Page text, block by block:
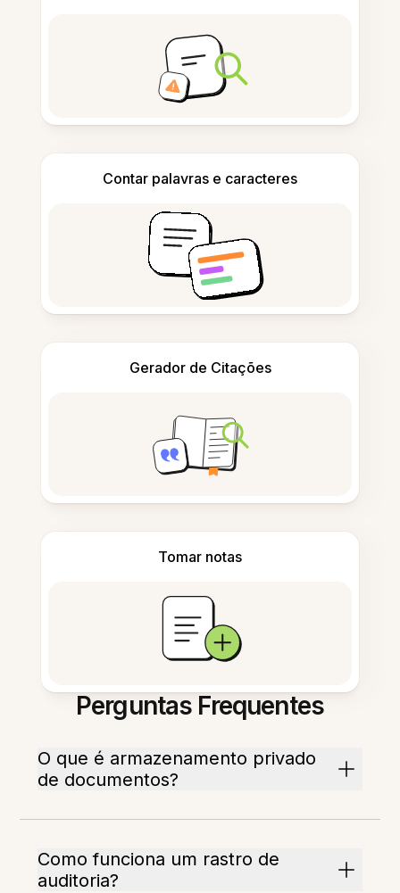
Contar palavras e caracteres
Gerador de Citações
Tomar notas
Perguntas Frequentes
O que é armazenamento privado
de documentos?
Como funciona um rastro de
auditoria?